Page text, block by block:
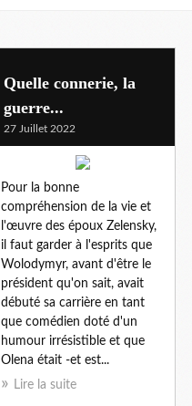
Quelle connerie, la
guerre...
27 Juillet 2022
Pour la bonne
compréhension de la vie et
l'œuvre des époux Zelensky,
il faut garder à l'esprits que
Wolodymyr, avant d'être le
président qu'on sait, avait
débuté sa carrière en tant
que comédien doté d'un
humour irrésistible et que
Olena était -et est...
Lire la suite